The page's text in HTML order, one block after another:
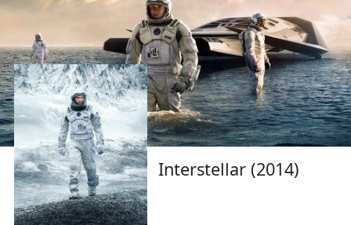
Interstellar (2014)